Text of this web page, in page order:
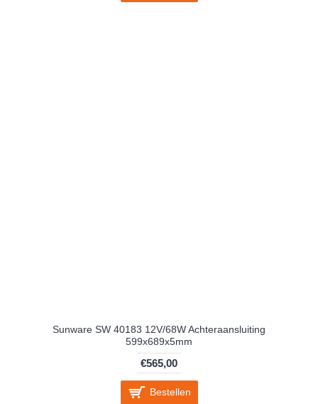
Sunware SW 40183 12V/68W Achteraansluiting
599x689x5mm
€565,00
Bestellen